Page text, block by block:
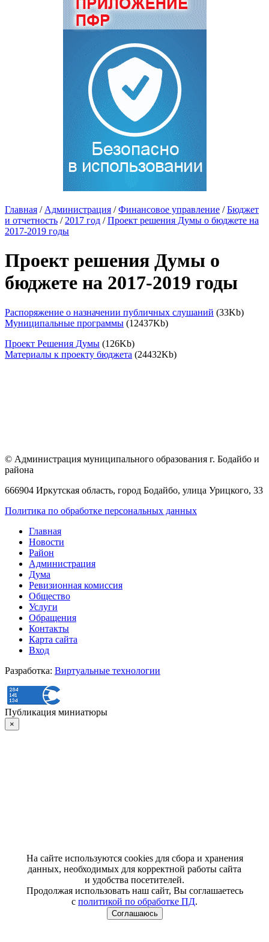
Главная / Администрация / Финансовое управление / Бюджет
и отчетность / 2017 год / Проект решения Думы о бюджете на
2017-2019 годы
Проект решения Думы о
бюджете на 2017-2019 годы
Распоряжение о назначении публичных слушаний (33Kb)
Муниципальные программы (12437Kb)
Проект Решения Думы (126Kb)
Материалы к проекту бюджета (24432Kb)
© Администрация муниципального образования г. Бодайбо и
района
666904 Иркутская область, город Бодайбо, улица Урицкого, 33
Политика по обработке персональных данных
Главная
Новости
Район
Администрация
Дума
Ревизионная комиссия
Общество
Услуги
Обращения
Контакты
Карта сайта
Вход
Разработка: Виртуальные технологии
Публикация миниатюры
×
На сайте используются cookies для сбора и хранения
данных, необходимых для корректной работы сайта
и удобства посетителей.
Продолжая использовать наш сайт, Вы соглашаетесь
с политикой по обработке ПД.
Соглашаюсь